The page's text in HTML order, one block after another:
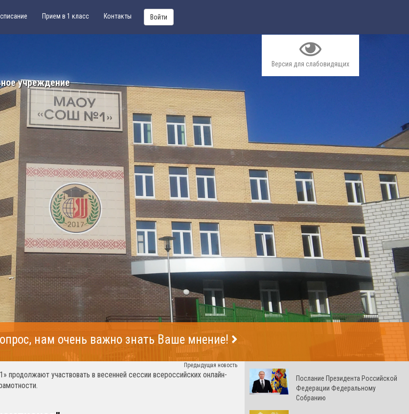
Прием в 1 класс Контакты Войти
Версия для слабовидящих
учреждение
нам очень важно знать Ваше мнение!
Предыдущая новость
участвовать в весенней сессии всероссийских онлайн-
Послание Президента Российской
Федерации Федеральному
Собранию